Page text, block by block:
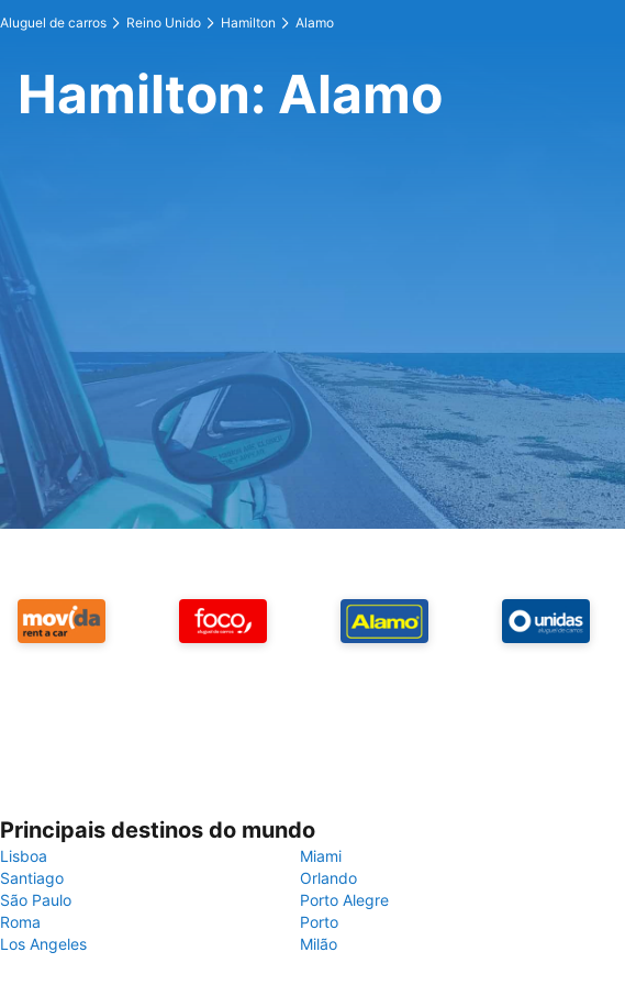
Aluguel de carros Reino Unido Hamilton Alamo
Hamilton: Alamo
Principais destinos do mundo
Lisboa
Miami
Santiago
Orlando
São Paulo
Porto Alegre
Roma
Porto
Los Angeles
Milão